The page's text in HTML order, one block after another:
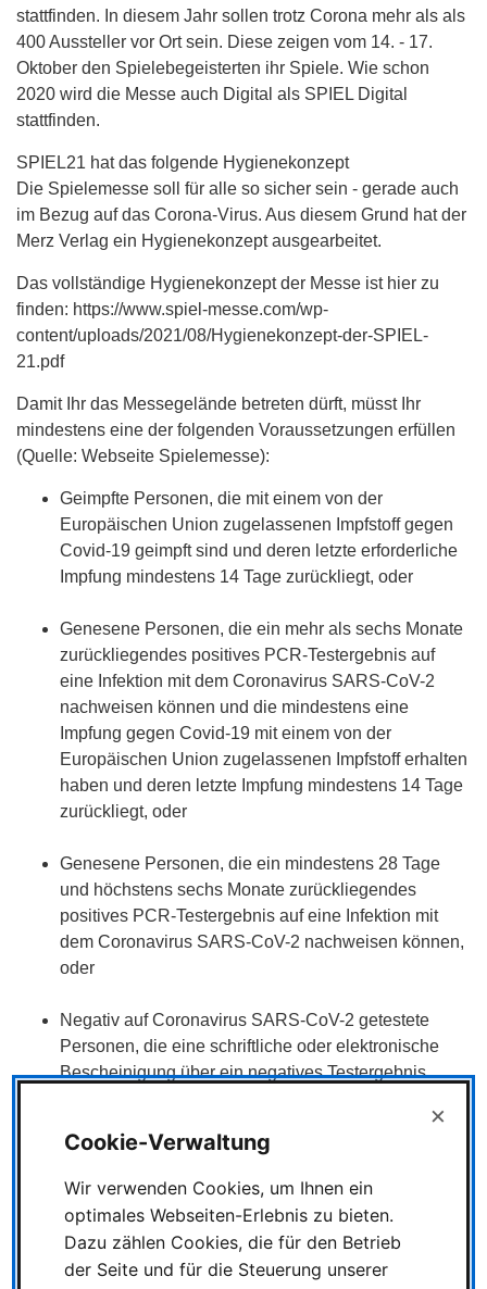
stattfinden. In diesem Jahr sollen trotz Corona mehr als als
400 Aussteller vor Ort sein. Diese zeigen vom 14. - 17.
Oktober den Spielebegeisterten ihr Spiele. Wie schon
2020 wird die Messe auch Digital als SPIEL Digital
stattfinden.
SPIEL21 hat das folgende Hygienekonzept
Die Spielemesse soll für alle so sicher sein - gerade auch
im Bezug auf das Corona-Virus. Aus diesem Grund hat der
Merz Verlag ein Hygienekonzept ausgearbeitet.
Das vollständige Hygienekonzept der Messe ist hier zu
finden: https://www.spiel-messe.com/wp-
content/uploads/2021/08/Hygienekonzept-der-SPIEL-
21.pdf
Damit Ihr das Messegelände betreten dürft, müsst Ihr
mindestens eine der folgenden Voraussetzungen erfüllen
(Quelle: Webseite Spielemesse):
Geimpfte Personen, die mit einem von der
Europäischen Union zugelassenen Impfstoff gegen
Covid-19 geimpft sind und deren letzte erforderliche
Impfung mindestens 14 Tage zurückliegt, oder
Genesene Personen, die ein mehr als sechs Monate
zurückliegendes positives PCR-Testergebnis auf
eine Infektion mit dem Coronavirus SARS-CoV-2
nachweisen können und die mindestens eine
Impfung gegen Covid-19 mit einem von der
Europäischen Union zugelassenen Impfstoff erhalten
haben und deren letzte Impfung mindestens 14 Tage
zurückliegt, oder
Genesene Personen, die ein mindestens 28 Tage
und höchstens sechs Monate zurückliegendes
positives PCR-Testergebnis auf eine Infektion mit
dem Coronavirus SARS-CoV-2 nachweisen können,
oder
Negativ auf Coronavirus SARS-CoV-2 getestete
Personen, die eine schriftliche oder elektronische
Bescheinigung über ein negatives Testergebnis
durchgeführten Point-of-Care (PoC)-Antigen-Tests
(Schnelltest) oder PCR-Tests auf eine Infektion mit
Kinder ab 6 Jahren: Entgegen der
Cookie-Verwaltung
×
Wir verwenden Cookies, um Ihnen ein
optimales Webseiten-Erlebnis zu bieten.
Dazu zählen Cookies, die für den Betrieb
der Seite und für die Steuerung unserer